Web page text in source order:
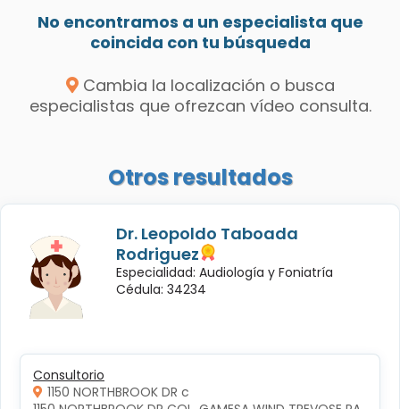
No encontramos a un especialista que
coincida con tu búsqueda
Cambia la localización o busca
especialistas que ofrezcan vídeo consulta.
Otros resultados
Dr. Leopoldo Taboada
Rodriguez
Especialidad: Audiología y Foniatría
Cédula: 34234
Consultorio
1150 NORTHBROOK DR c